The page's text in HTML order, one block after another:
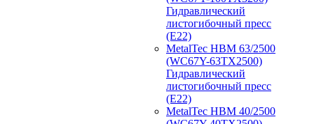
Гидравлический
листогибочный пресс
(E22)
MetalTec HBM 63/2500
(WC67Y-63TX2500)
Гидравлический
листогибочный пресс
(E22)
MetalTec HBM 40/2500